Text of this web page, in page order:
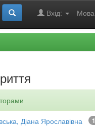
Мова
Вхід:
1
Діана Ярославівна